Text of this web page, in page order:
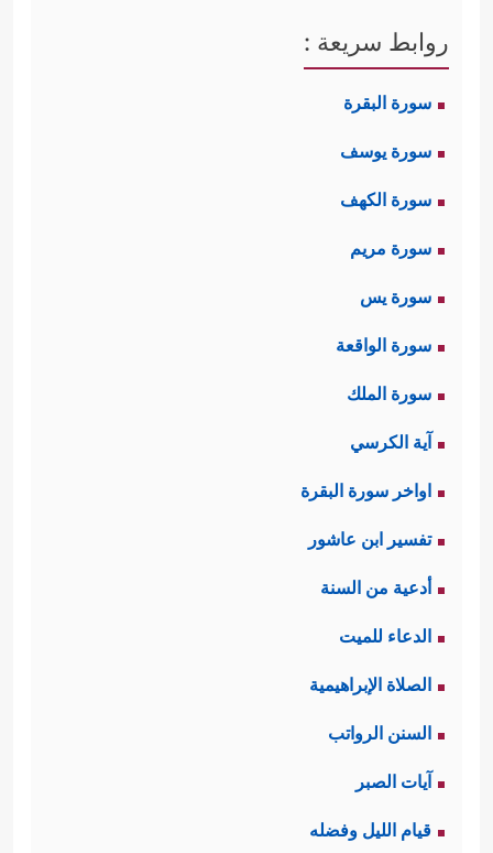
روابط سريعة :
سورة البقرة
سورة يوسف
سورة الكهف
سورة مريم
سورة يس
سورة الواقعة
سورة الملك
آية الكرسي
اواخر سورة البقرة
تفسير ابن عاشور
أدعية من السنة
الدعاء للميت
الصلاة الإبراهيمية
السنن الرواتب
آيات الصبر
قيام الليل وفضله